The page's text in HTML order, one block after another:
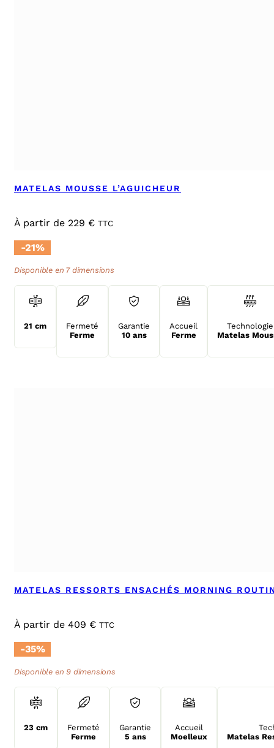
MATELAS MOUSSE L’AGUICHEUR
À partir de 229 € TTC
-21%
Disponible en 7 dimensions
21 cm
Fermeté
Ferme
Garantie
10 ans
Accueil
Ferme
Technologie
Matelas
MATELAS RESSORTS ENSACHÉS MORNING
À partir de 409 € TTC
-35%
Disponible en 9 dimensions
23 cm
Fermeté
Ferme
Garantie
5 ans
Accueil
Moelleux
Matelas